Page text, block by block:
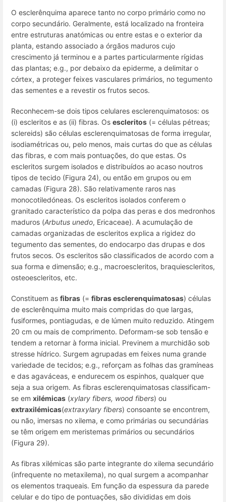
O esclerênquima aparece tanto no corpo primário como no
corpo secundário. Geralmente, está localizado na fronteira
entre estruturas anatómicas ou entre estas e o exterior da
planta, estando associado a órgãos maduros cujo
crescimento já terminou e a partes particularmente rígidas
das plantas; e.g., por debaixo da epiderme, a delimitar o
córtex, a proteger feixes vasculares primários, no tegumento
das sementes e a revestir os frutos secos.
Reconhecem-se dois tipos celulares esclerenquimatosos: os
(i) escleritos e as (ii) fibras. Os escleritos (= células pétreas;
sclereids) são células esclerenquimatosas de forma irregular,
isodiamétricas ou, pelo menos, mais curtas do que as células
das fibras, e com mais pontuações, do que estas. Os
escleritos surgem isolados e distribuídos ao acaso noutros
tipos de tecido (Figura 24), ou então em grupos ou em
camadas (Figura 28). São relativamente raros nas
monocotiledóneas. Os escleritos isolados conferem o
granitado característico da polpa das peras e dos medronhos
maduros (Arbutus unedo, Ericaceae). A acumulação de
camadas organizadas de escleritos explica a rigidez do
tegumento das sementes, do endocarpo das drupas e dos
frutos secos. Os escleritos são classificados de acordo com a
sua forma e dimensão; e.g., macroescleritos, braquiescleritos,
osteoescleritos, etc.
Constituem as fibras (= fibras esclerenquimatosas) células
de esclerênquima muito mais compridas do que largas,
fusiformes, pontiagudas, e de lúmen muito reduzido. Atingem
20 cm ou mais de comprimento. Deformam-se sob tensão e
tendem a retornar à forma inicial. Previnem a murchidão sob
stresse hídrico. Surgem agrupadas em feixes numa grande
variedade de tecidos; e.g., reforçam as folhas das gramíneas
e das agaváceas, e endurecem os espinhos, qualquer que
seja a sua origem. As fibras esclerenquimatosas classificam-
se em xilémicas (xylary fibers, wood fibers) ou
extraxilémicas(extraxylary fibers) consoante se encontrem,
ou não, imersas no xilema, e como primárias ou secundárias
se têm origem em meristemas primários ou secundários
(Figura 29).
As fibras xilémicas são parte integrante do xilema secundário
(infrequente no metaxilema), no qual surgem a acompanhar
os elementos traqueais. Em função da espessura da parede
celular e do tipo de pontuações, são divididas em dois